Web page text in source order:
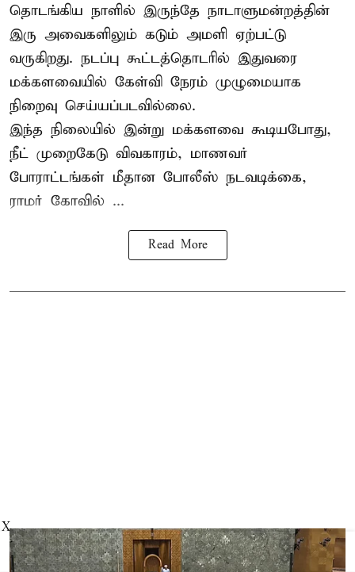
தொடங்கிய நாளில் இருந்தே நாடாளுமன்றத்தின்
இரு அவைகளிலும் கடும் அமளி ஏற்பட்டு
வருகிறது. நடப்பு கூட்டத்தொடரில் இதுவரை
மக்களவையில் கேள்வி நேரம் முழுமையாக
நிறைவு செய்யப்படவில்லை.
இந்த நிலையில் இன்று மக்களவை கூடியபோது,
நீட் முறைகேடு விவகாரம், மாணவர்
போராட்டங்கள் மீதான போலீஸ் நடவடிக்கை,
ராமர் கோவில் ...
Read More
X